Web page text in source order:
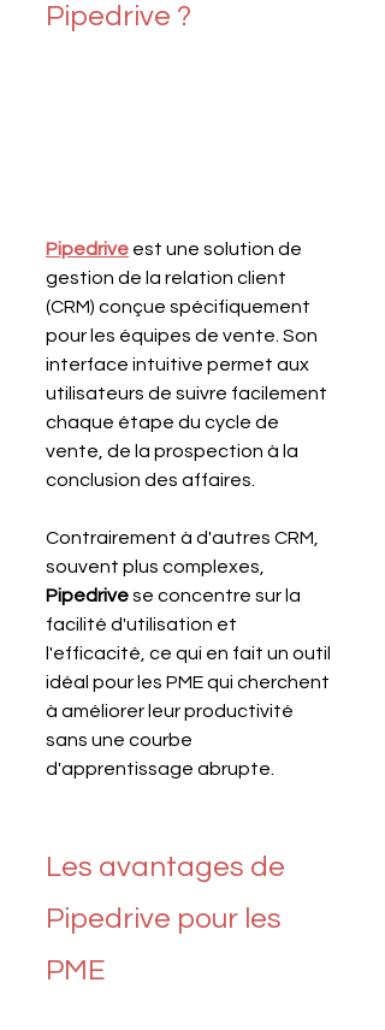
Pipedrive ?
Pipedrive est une solution de
gestion de la relation client
(CRM) conçue spécifiquement
pour les équipes de vente. Son
interface intuitive permet aux
utilisateurs de suivre facilement
chaque étape du cycle de
vente, de la prospection à la
conclusion des affaires.
Contrairement à d'autres CRM,
souvent plus complexes,
Pipedrive se concentre sur la
facilité d'utilisation et
l'efficacité, ce qui en fait un outil
idéal pour les PME qui cherchent
à améliorer leur productivité
sans une courbe
d'apprentissage abrupte.
Les avantages de
Pipedrive pour les
PME